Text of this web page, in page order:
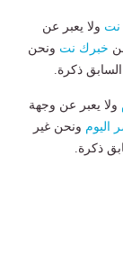
نت ولا يعبر عن
خبرك نت ونحن
ذكرة.
ولا يعبر عن وجهة
اليوم ونحن غير
ذكرة.